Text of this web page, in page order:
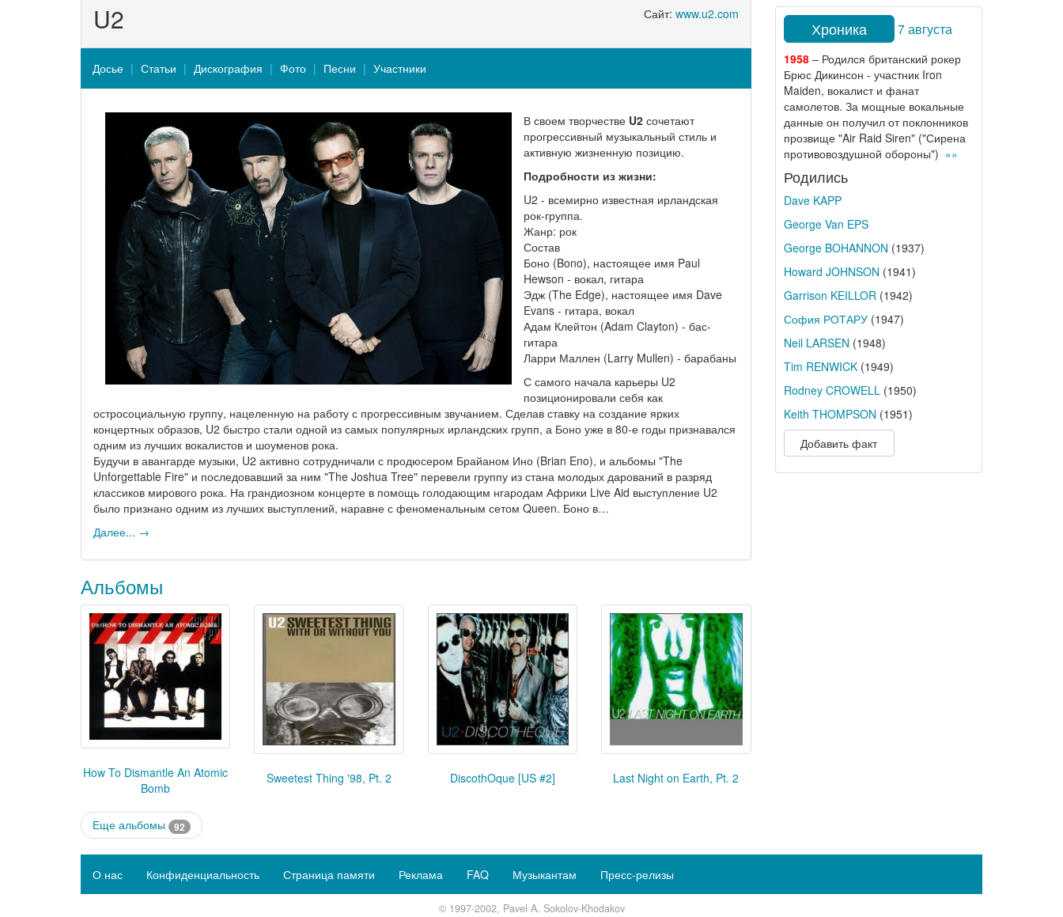
Сайт: www.u2.com
U2
Досье Статьи Дискография Фото Песни Участники
В своем творчестве U2сочетают
прогрессивный музыкальный стиль и
активную жизненную позицию.
Подробности из жизни:
U2 - всемирно известная ирландская
рок-группа.
Жанр: рок
Состав
Боно (Bono), настоящее имя Paul
Hewson - вокал, гитара
Эдж (The Edge), настоящее имя Dave
Evans - гитара, вокал
Адам Клейтон (Adam Clayton) - бас-
гитара
Ларри Маллен (Larry Mullen) - барабаны
С самого начала карьеры U2
позиционировали себя как
остросоциальную группу, нацеленную на работу с прогрессивным звучанием. Сделав ставку на создание ярких
концертных образов, U2 быстро стали одной из самых популярных ирландских групп, а Боно уже в 80-е годы признавался
одним из лучших вокалистов и шоуменов рока.
Будучи в авангарде музыки, U2 активно сотрудничали с продюсером Брайаном Ино (Brian Eno), и альбомы "The
Unforgettable Fire" и последовавший за ним "The Joshua Tree" перевели группу из стана молодых дарований в разряд
классиков мирового рока. На грандиозном концерте в помощь голодающим нгародам Африки Live Aid выступление U2
было признано одним из лучших выступлений, наравне с феноменальным сетом Queen. Боно в…
Далее... →
Альбомы
How To Dismantle An Atomic
Bomb
Sweetest Thing '98, Pt. 2 DiscothOque [US #2] Last Night on Earth, Pt. 2
Еще альбомы 92
Хроника 7 августа
1958– Родился британский рокер
Брюс Дикинсон - участник Iron
Maiden, вокалист и фанат
самолетов. За мощные вокальные
данные он получил от поклонников
прозвище "Air Raid Siren" ("Сирена
противовоздушной обороны") »»
Родились
Dave KAPP
George Van EPS
George BOHANNON (1937)
Howard JOHNSON (1941)
Garrison KEILLOR(1942)
София РОТАРУ(1947)
Neil LARSEN (1948)
Tim RENWICK(1949)
Rodney CROWELL(1950)
Keith THOMPSON (1951)
Добавить факт
О нас Конфиденциальность Страница памяти Реклама FAQ Музыкантам Пресс-релизы
© 1997-2002, Pavel A. Sokolov-Khodakov